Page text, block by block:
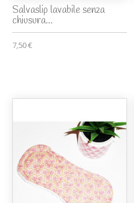
Salvaslip lavabile senza
chiusura...
7,50 €